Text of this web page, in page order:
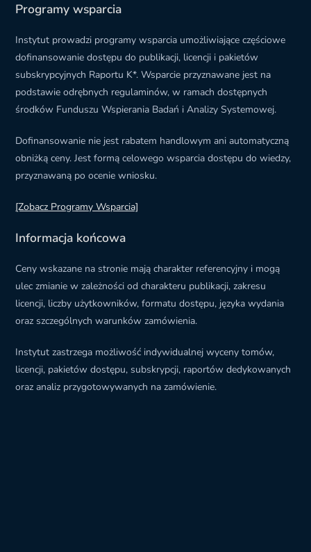
Programy wsparcia
Instytut prowadzi programy wsparcia umożliwiające częściowe
dofinansowanie dostępu do publikacji, licencji i pakietów
subskrypcyjnych Raportu K*. Wsparcie przyznawane jest na
podstawie odrębnych regulaminów, w ramach dostępnych
środków Funduszu Wspierania Badań i Analizy Systemowej.
Dofinansowanie nie jest rabatem handlowym ani automatyczną
obniżką ceny. Jest formą celowego wsparcia dostępu do wiedzy,
przyznawaną po ocenie wniosku.
[Zobacz Programy Wsparcia]
Informacja końcowa
Ceny wskazane na stronie mają charakter referencyjny i mogą
ulec zmianie w zależności od charakteru publikacji, zakresu
licencji, liczby użytkowników, formatu dostępu, języka wydania
oraz szczególnych warunków zamówienia.
Instytut zastrzega możliwość indywidualnej wyceny tomów,
licencji, pakietów dostępu, subskrypcji, raportów dedykowanych
oraz analiz przygotowywanych na zamówienie.